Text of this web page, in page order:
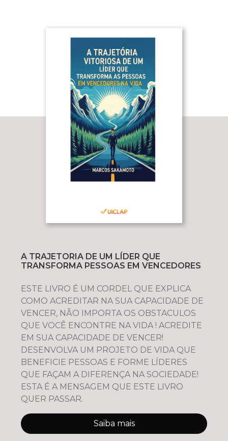
A TRAJETORIA DE UM LÍDER QUE
TRANSFORMA PESSOAS EM VENCEDORES
ESTE LIVRO É UM CORDEL QUE EXPLICA
COMO ACREDITAR NA SUA CAPACIDADE DE
VENCER, NÃO IMPORTA OS OBSTACULOS
QUE VOCÊ ENCONTRE NA VIDA ! ACREDITE
EM SUA CAPACIDADE DE VENCER!
DESENVOLVA UM PROJETO DE VIDA QUE
BENEFICIE PESSOAS E FORME LÍDERES
QUE FAÇAM A DIFERENÇA NA SOCIEDADE!
ESTA É A MENSAGEM QUE ESTE LIVRO
QUER PASSAR.
Saiba mais